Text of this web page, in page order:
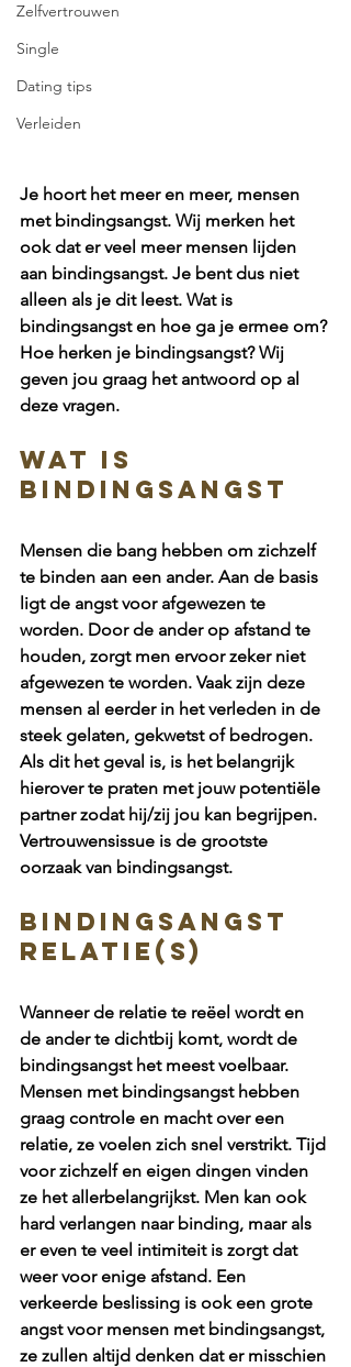
Zelfvertrouwen
Single
Dating tips
Verleiden
Je hoort het meer en meer, mensen
met bindingsangst. Wij merken het
ook dat er veel meer mensen lijden
aan bindingsangst. Je bent dus niet
alleen als je dit leest. Wat is
bindingsangst en hoe ga je ermee om?
Hoe herken je bindingsangst? Wij
geven jou graag het antwoord op al
deze vragen.
WAT IS
BINDINGSANGST
Mensen die bang hebben om zichzelf
te binden aan een ander. Aan de basis
ligt de angst voor afgewezen te
worden. Door de ander op afstand te
houden, zorgt men ervoor zeker niet
afgewezen te worden. Vaak zijn deze
mensen al eerder in het verleden in de
steek gelaten, gekwetst of bedrogen.
Als dit het geval is, is het belangrijk
hierover te praten met jouw potentiële
partner zodat hij/zij jou kan begrijpen.
Vertrouwensissue is de grootste
oorzaak van bindingsangst.
BINDINGSANGST
RELATIE(S)
Wanneer de relatie te reëel wordt en
de ander te dichtbij komt, wordt de
bindingsangst het meest voelbaar.
Mensen met bindingsangst hebben
graag controle en macht over een
relatie, ze voelen zich snel verstrikt. Tijd
voor zichzelf en eigen dingen vinden
ze het allerbelangrijkst. Men kan ook
hard verlangen naar binding, maar als
er even te veel intimiteit is zorgt dat
weer voor enige afstand. Een
verkeerde beslissing is ook een grote
angst voor mensen met bindingsangst,
ze zullen altijd denken dat er misschien